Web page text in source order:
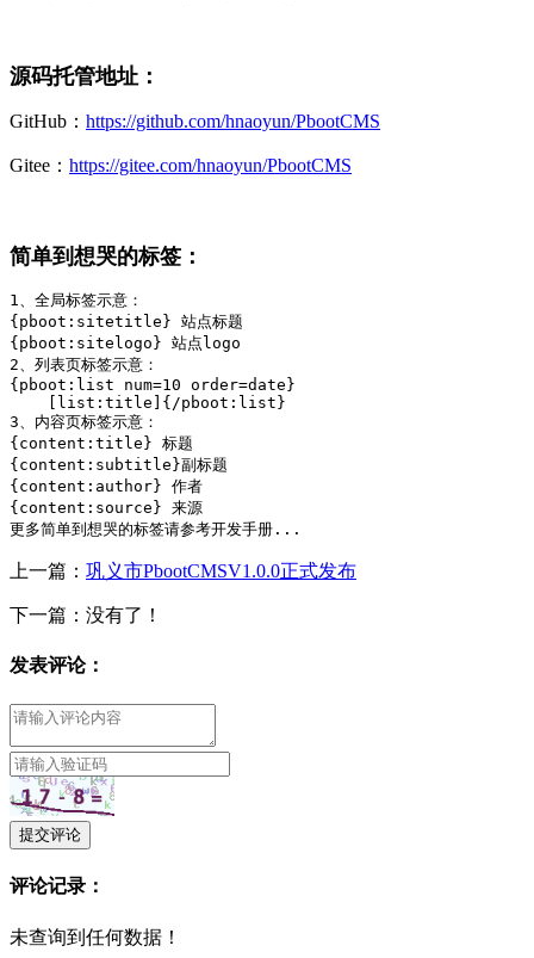
源码托管地址：
GitHub： https://github.com/hnaoyun/PbootCMS
Gitee： https://gitee.com/hnaoyun/PbootCMS
简单到想哭的标签：
1、全局标签示意：
{pboot:sitetitle} 站点标题
{pboot:sitelogo} 站点logo
2、列表页标签示意：
{pboot:list num=10 order=date}
[list:title]{/pboot:list}
3、内容页标签示意：
{content:title} 标题
{content:subtitle}副标题
{content:author} 作者
{content:source} 来源
更多简单到想哭的标签请参考开发手册...
上一篇： 巩义市PbootCMSV1.0.0正式发布
下一篇：没有了！
发表评论：
提交评论
评论记录：
未查询到任何数据！